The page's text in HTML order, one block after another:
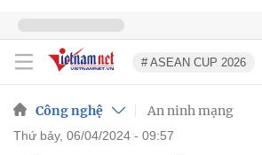
# ASEAN CUP 2026
Công nghệ An ninh mạng
thứ bảy, 06/04/2024 - 09:57